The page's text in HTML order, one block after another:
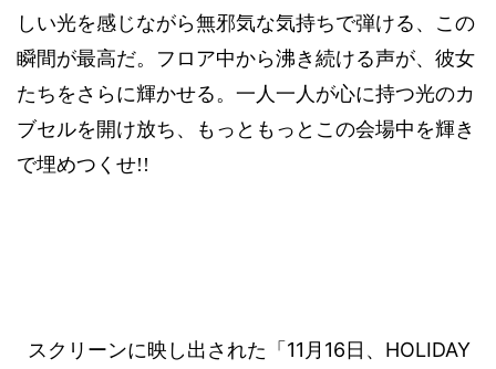
しい光を感じながら無邪気な気持ちで弾ける、この
瞬間が最高だ。フロア中から沸き続ける声が、彼女
たちをさらに輝かせる。一人一人が心に持つ光のカ
ブセルを開け放ち、もっともっとこの会場中を輝き
で埋めつくせ!!
スクリーンに映し出された「 11 月 16 日、 HOLIDAY